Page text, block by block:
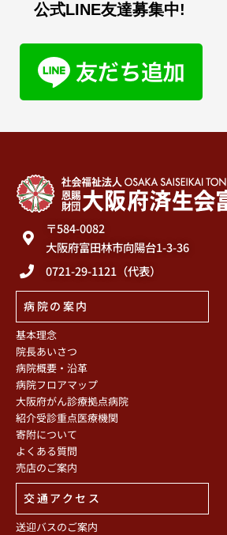
公式LINE友達募集中!
〒584-0082
大阪府富田林市向陽台1-3-36
0721-29-1121（代表）
病院の案内
基本理念
院長あいさつ
病院概要・沿革
病院フロアマップ
大阪府がん診療拠点病院
紹介受診重点医療機関
寄附について
よくある質問
売店のご案内
交通アクセス
送迎バスのご案内